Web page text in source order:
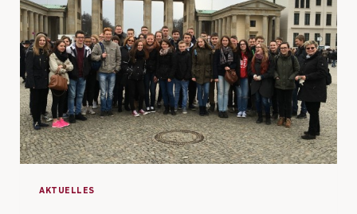
AKTUELLES